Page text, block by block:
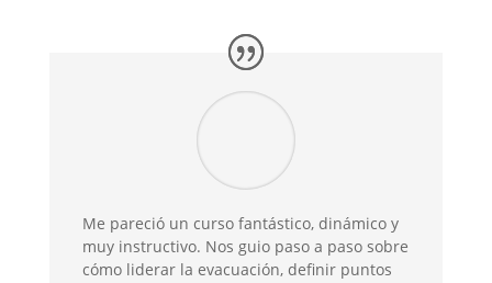
Me pareció un curso fantástico, dinámico y
muy instructivo. Nos guio paso a paso sobre
cómo liderar la evacuación, definir puntos